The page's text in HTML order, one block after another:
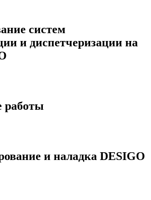
систем
и диспетчеризации на
и наладка DESIGO